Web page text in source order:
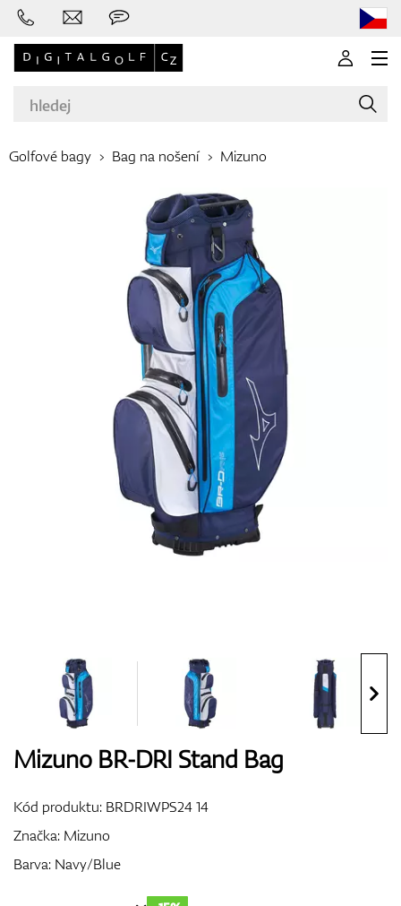
Značky
Golfové hole
Oblečení
Boty
Rukavice
Bagy
Golfové bagy Bag na nošení Mizuno
Mizuno BR-DRI Stand Bag
Kód produktu: BRDRIWPS24 14
Značka: Mizuno
Barva: Navy/Blue